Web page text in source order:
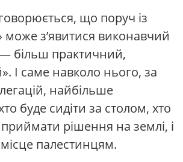
що поруч із
з’явитися виконавчий
— більш практичний,
І саме навколо нього, за
найбільше
буде сидіти за столом, хто
рішення на землі, і
палестинцям.